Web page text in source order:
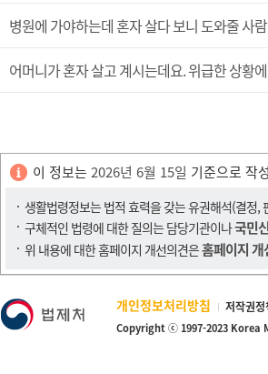
병원에 가야하는데 혼자 살다 보니 도와줄 사
어머니가 혼자 살고 계시는데요. 위급한 상황
이 정보는 2026년 6월 15일 기준으로 작
생활법령정보는 법적 효력을 갖는 유권해석(결정
구체적인 법령에 대한 질의는 담당기관이나국민
위 내용에 대한 홈페이지 개선의견은홈페이지 개
개인정보처리방침 저작권정
Copyright ⓒ 1997-2023